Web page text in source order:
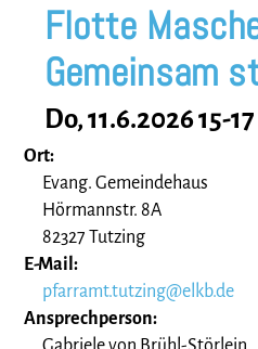
Flotte
Gemeinsam
Do, 11.6.2026 15-
Ort:
Evang. Gemeindehaus
Hörmannstr. 8A
82327 Tutzing
E-Mail:
pfarramt.tutzing@elkb.de
Ansprechperson: